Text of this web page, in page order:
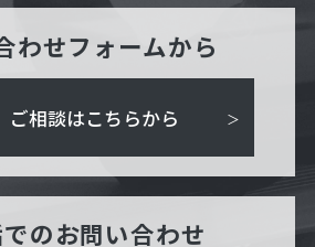
わせフォームから
ご相談はこちらから
のお問い合わせ